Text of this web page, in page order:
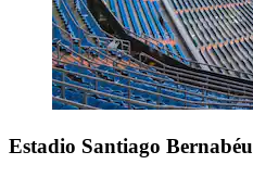
Estadio Santiago Bernabéu